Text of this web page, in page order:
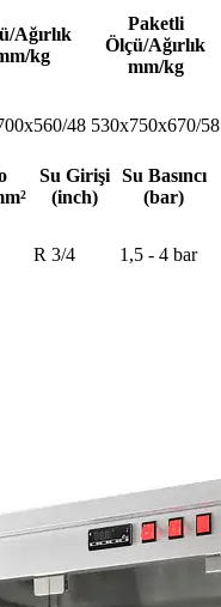
Ağırlık
kg
Paketli
Ölçü/Ağırlık
mm/kg
48 530x750x670/58
Su Girişi
(inch)
Su Basıncı
(bar)
R 3/4 1,5 - 4 bar